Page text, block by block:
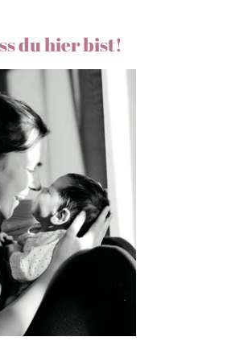
du hier bist!